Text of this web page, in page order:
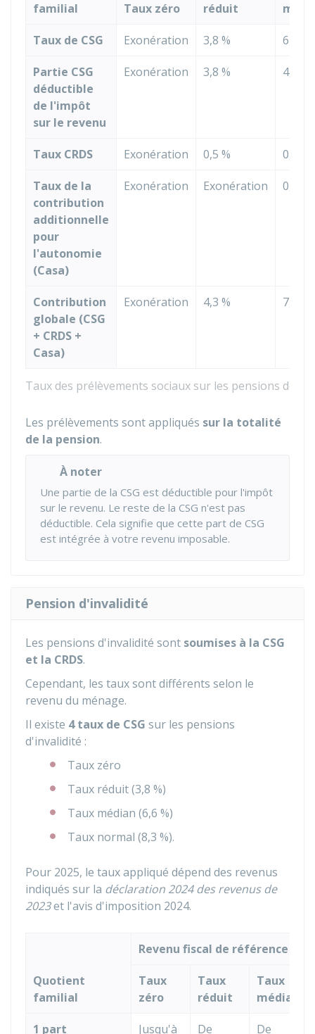
Taux des prélèvements sociaux sur les pensions de
familial
Taux zéro
réduit
Taux de CSG Exonération 3,8 % 6,6 %
Partie CSG
déductible
de l'impôt
sur le revenu
Exonération 3,8 % 4,2 %
Taux CRDS Exonération 0,5 % 0,5 %
Taux de la
contribution
additionnelle
pour
l'autonomie
(Casa)
Exonération Exonération 0,3 %
Contribution
globale (CSG
+ CRDS +
Casa)
Exonération 4,3 % 7,4 %
Les prélèvements sont appliqués sur la totalité
de la pension.
À noter
Une partie de la CSG est déductible pour l'impôt
sur le revenu. Le reste de la CSG n'est pas
déductible. Cela signifie que cette part de CSG
est intégrée à votre revenu imposable.
Pension d'invalidité
Les pensions d'invalidité sont soumises à la CSG
et la CRDS.
Cependant, les taux sont différents selon le
revenu du ménage.
Il existe 4 taux de CSG sur les pensions
d'invalidité :
Taux zéro
Taux réduit (3,8 %)
Taux médian (6,6 %)
Taux normal (8,3 %).
Pour 2025, le taux appliqué dépend des revenus
indiqués sur la déclaration 2024 des revenus de
2023et l'avis d'imposition 2024.
Quotient
familial
Revenu fiscal de référence
Taux
zéro
Taux
réduit
Taux
médian
1 part Jusqu'à De De